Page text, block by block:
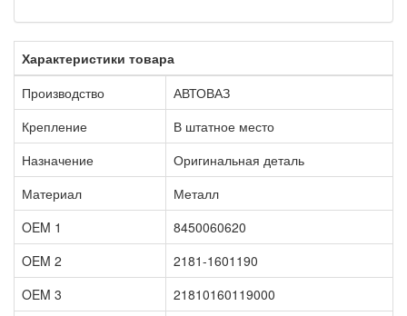
Характеристики товара
Производство
АВТОВАЗ
Крепление
В штатное место
Назначение
Оригинальная деталь
Материал
Металл
OEM 1
8450060620
OEM 2
2181-1601190
OEM 3
21810160119000